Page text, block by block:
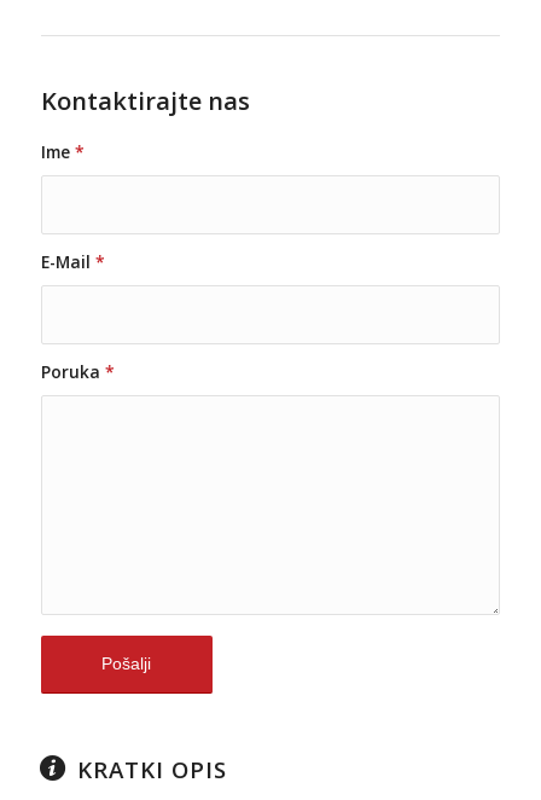
Kontaktirajte nas
Ime *
E-Mail *
Poruka *
KRATKI OPIS